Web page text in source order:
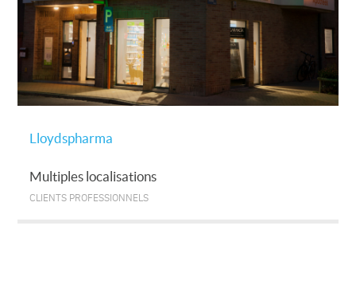
Lloydspharma
Multiples localisations
CLIENTS PROFESSIONNELS